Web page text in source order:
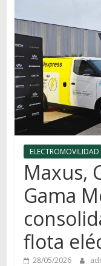
camiones,
motos,
información
del
mundo
del
transporte
ELECTROMOVILIDAD
Maxus,
Gama
flota
28/05/2026